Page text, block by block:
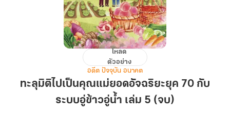
ไป
คุณ
โหลด
ตัวอย่าง
อดีต ปัจจุบัน อนาคต
ทะลุมิติไปเป็นคุณแม่ยอดอัจฉริยะยุค 70 กับ
ระบบอู่ข้าวอู่น้ำ เล่ม 5 (จบ)